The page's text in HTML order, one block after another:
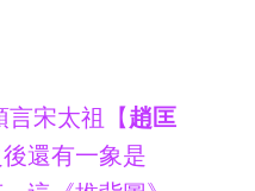
言宋太祖【趙匡
還有一象是